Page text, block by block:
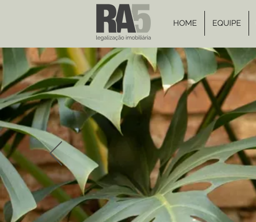
HOME EQUIPE